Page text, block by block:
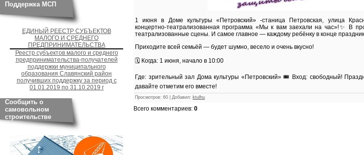
Поддержка МСП
ЕДИНЫЙ РЕЕСТР СУБЪЕКТОВ
МАЛОГО И СРЕДНЕГО
ПРЕДПРИНИМАТЕЛЬСТВА
Реестр субъектов малого и среднего
предпринимательства-получателей
поддержки муниципального
образования Славянский район
получивших поддержку за период с
01.01.2019 по 31.10.2019 г
Сообщить о
самовольном
строительстве
1 июня в Доме культуры «Петровский» -станица Петровская, улица
концертно‑театрализованная программа «Мы к вам заехали на час»!✨ В
театрализованные сцены. И самое главное — каждому ребёнку в конце
Приходите всей семьёй — будет шумно, весело и очень вкусно!
🗓 Когда: 1 июня, начало в 10:00
Где: зрительный зал Дома культуры «Петровский» 🎟 Вход: свободный!
давайте отметим его вместе!
Просмотров: 60 Добавил: ktulhu
Всего комментариев: 0